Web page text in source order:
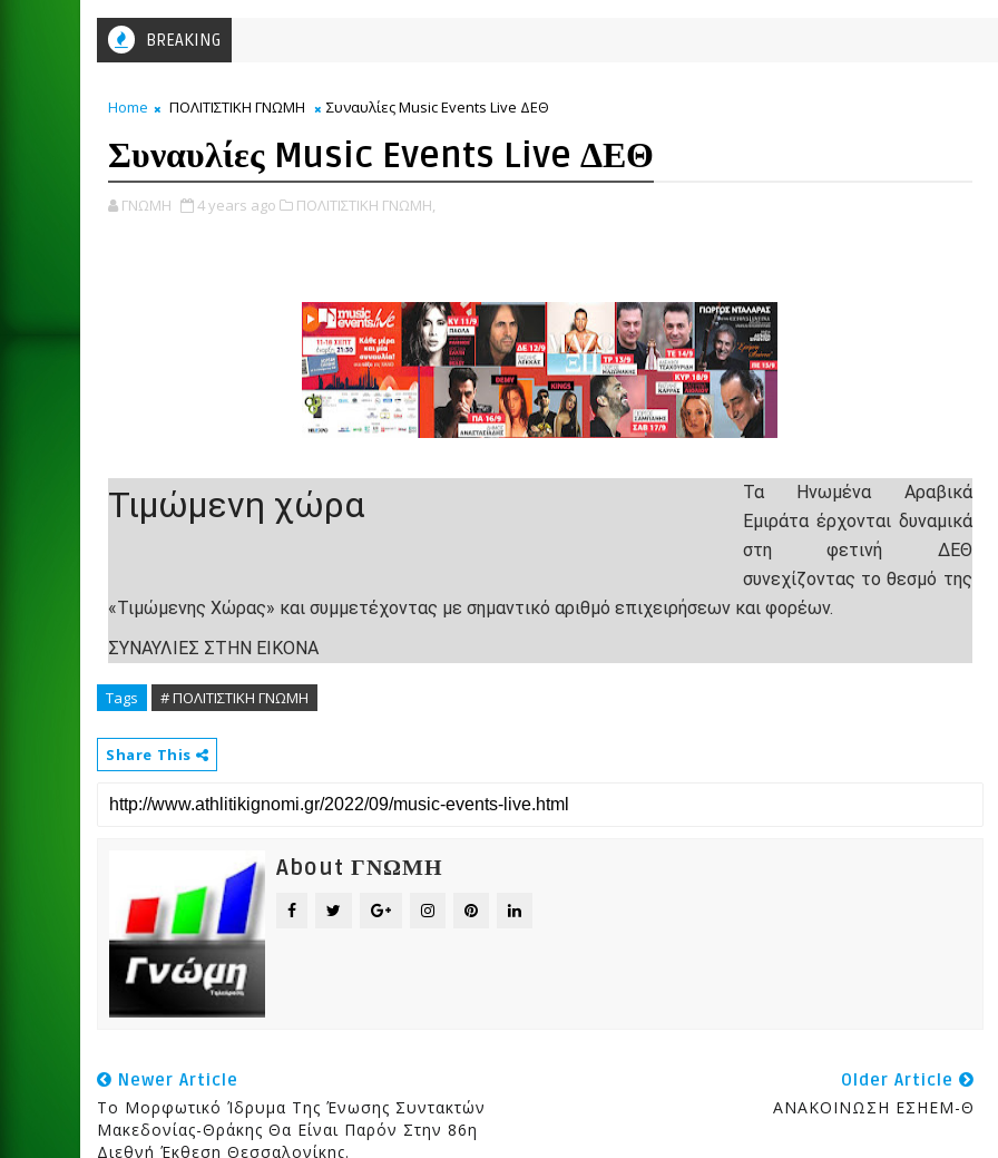
BREAKING
Home ΠΟΛΙΤΙΣΤΙΚΗ ΓΝΩΜΗ Συναυλίες Music Events Live ΔΕΘ
Συναυλίες Music Events Live ΔΕΘ
ΓΝΩΜΗ 4 years ago ΠΟΛΙΤΙΣΤΙΚΗ ΓΝΩΜΗ,
Τιμώμενη χώρα
Τα Ηνωμένα Αραβικά
Εμιράτα έρχονται δυναμικά
στη φετινή ΔΕΘ
συνεχίζοντας το θεσμό της
«Τιμώμενης Χώρας» και συμμετέχοντας με σημαντικό αριθμό επιχειρήσεων και φορέων.
ΣΥΝΑΥΛΙΕΣ ΣΤΗΝ ΕΙΚΟΝΑ
Tags # ΠΟΛΙΤΙΣΤΙΚΗ ΓΝΩΜΗ
Share This
About ΓΝΩΜΗ
Newer Article
Το Μορφωτικό Ίδρυμα Της Ένωσης Συντακτών
Μακεδονίας-Θράκης Θα Είναι Παρόν Στην 86η
Διεθνή Έκθεση Θεσσαλονίκης.
Older Article
ΑΝΑΚΟΙΝΩΣΗ ΕΣΗΕΜ-Θ